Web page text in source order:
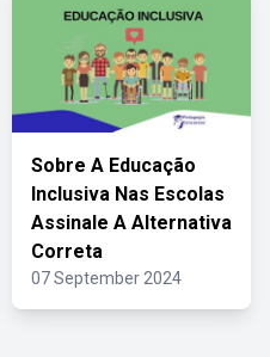
Sobre A Educação
Inclusiva Nas Escolas
Assinale A Alternativa
Correta
07 September 2024